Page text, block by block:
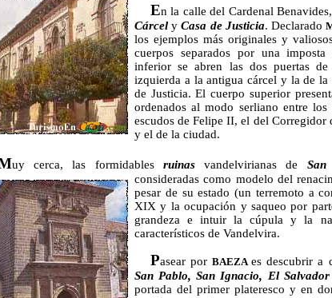
En la calle del Cardenal
Cárcel yCasa de Justicia. Declarado
los ejemplos más originales y
cuerpos separados por una imposta
inferior se abren las dos puertas
izquierda a la antigua cárcel y la de la
de Justicia. El cuerpo superior
ordenados al modo serliano entre
escudos de Felipe II, el del Corregidor
y el de la ciudad.
uy cerca, las formidables ruinasvandelvirianas de San
consideradas como modelo del
pesar de su estado (un terremoto a
XIX y la ocupación y saqueo por
grandeza e intuir la cúpula y la
característicos de Vandelvira.
Pasear porBAEZAes descubrir a
San Pablo, San Ignacio, El Salvador
portada del primer plateresco y en